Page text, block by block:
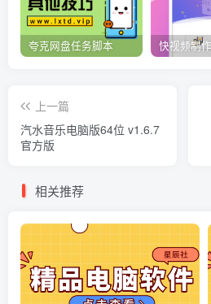
夸克网盘任务脚本
上一篇
汽水音乐电脑版64位 v1.6.7
官方版
相关推荐